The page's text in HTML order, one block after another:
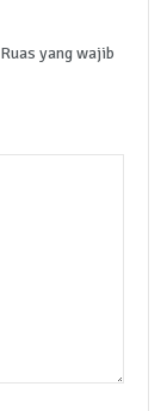
Ruas yang wajib